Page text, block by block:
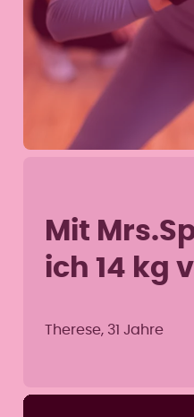
Mit
ich 14 kg
Therese, 31 Jahre